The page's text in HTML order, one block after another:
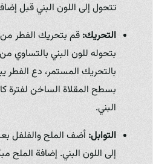
تتحول إلى اللون البني قبل
التحريك:قم بتحريك الفطر
بتحوله للون البني بالتساوي
بالتحريك المستمر، دع الفطر
بسطح المقلاة الساخن لفترة
البني.
التوابل:أضف الملح والفلفل
إلى اللون البني. إضافة